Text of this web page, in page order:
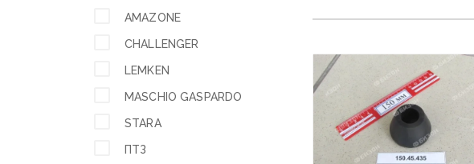
AMAZONE
CHALLENGER
LEMKEN
MASCHIO GASPARDO
STARA
ПТЗ